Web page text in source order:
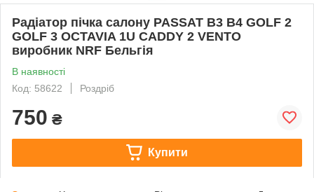
Радіатор пічка салону PASSAT B3 B4 GOLF 2
GOLF 3 OCTAVIA 1U CADDY 2 VENTO
виробник NRF Бельгія
В наявності
Код: 58622
Роздріб
750 ₴
Купити